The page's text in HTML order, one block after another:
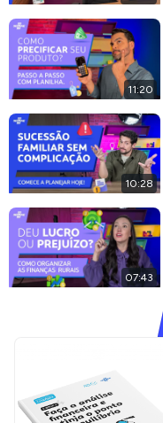
11:20
10:28
07:43